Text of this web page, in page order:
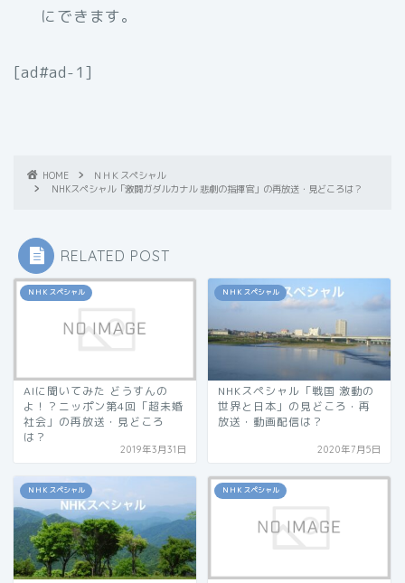
にできます。
[ad#ad-1]
HOME
ＮＨＫスペシャル
NHKスペシャル「激闘ガダルカナル 悲劇の指揮官」の再放送・見どころは？
RELATED POST
ＮＨＫスペシャル
AIに聞いてみた どうすんの
よ！？ニッポン第4回「超未婚
社会」の再放送・見どころ
は？
2019年3月31日
ＮＨＫスペシャル
NHKスペシャル「戦国 激動の
世界と日本」の見どころ・再
放送・動画配信は？
2020年7月5日
ＮＨＫスペシャル ＮＨＫスペシャル